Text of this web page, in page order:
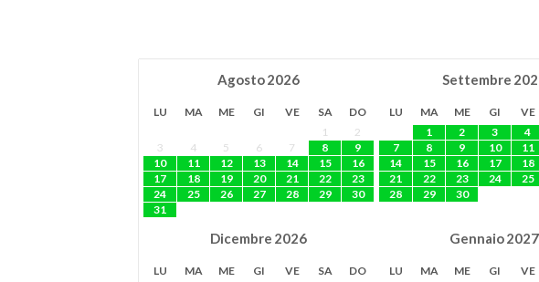
Agosto2026
LU MA ME GI VE SA
DO
1
2
3
4 5 6 7 8
9
10
11 12 13 14 15
16
17
18 19 20 21 22
23
24
25 26 27 28 29
30
31
Settembre
LU MA ME GI VE
1
2 3 4
7
8 9 10 11
14
15 16 17 18
21
22 23 24 25
28
29 30
Dicembre 2026
LU MA ME GI VE SA
DO
Gennaio2027
LU MA ME GI VE